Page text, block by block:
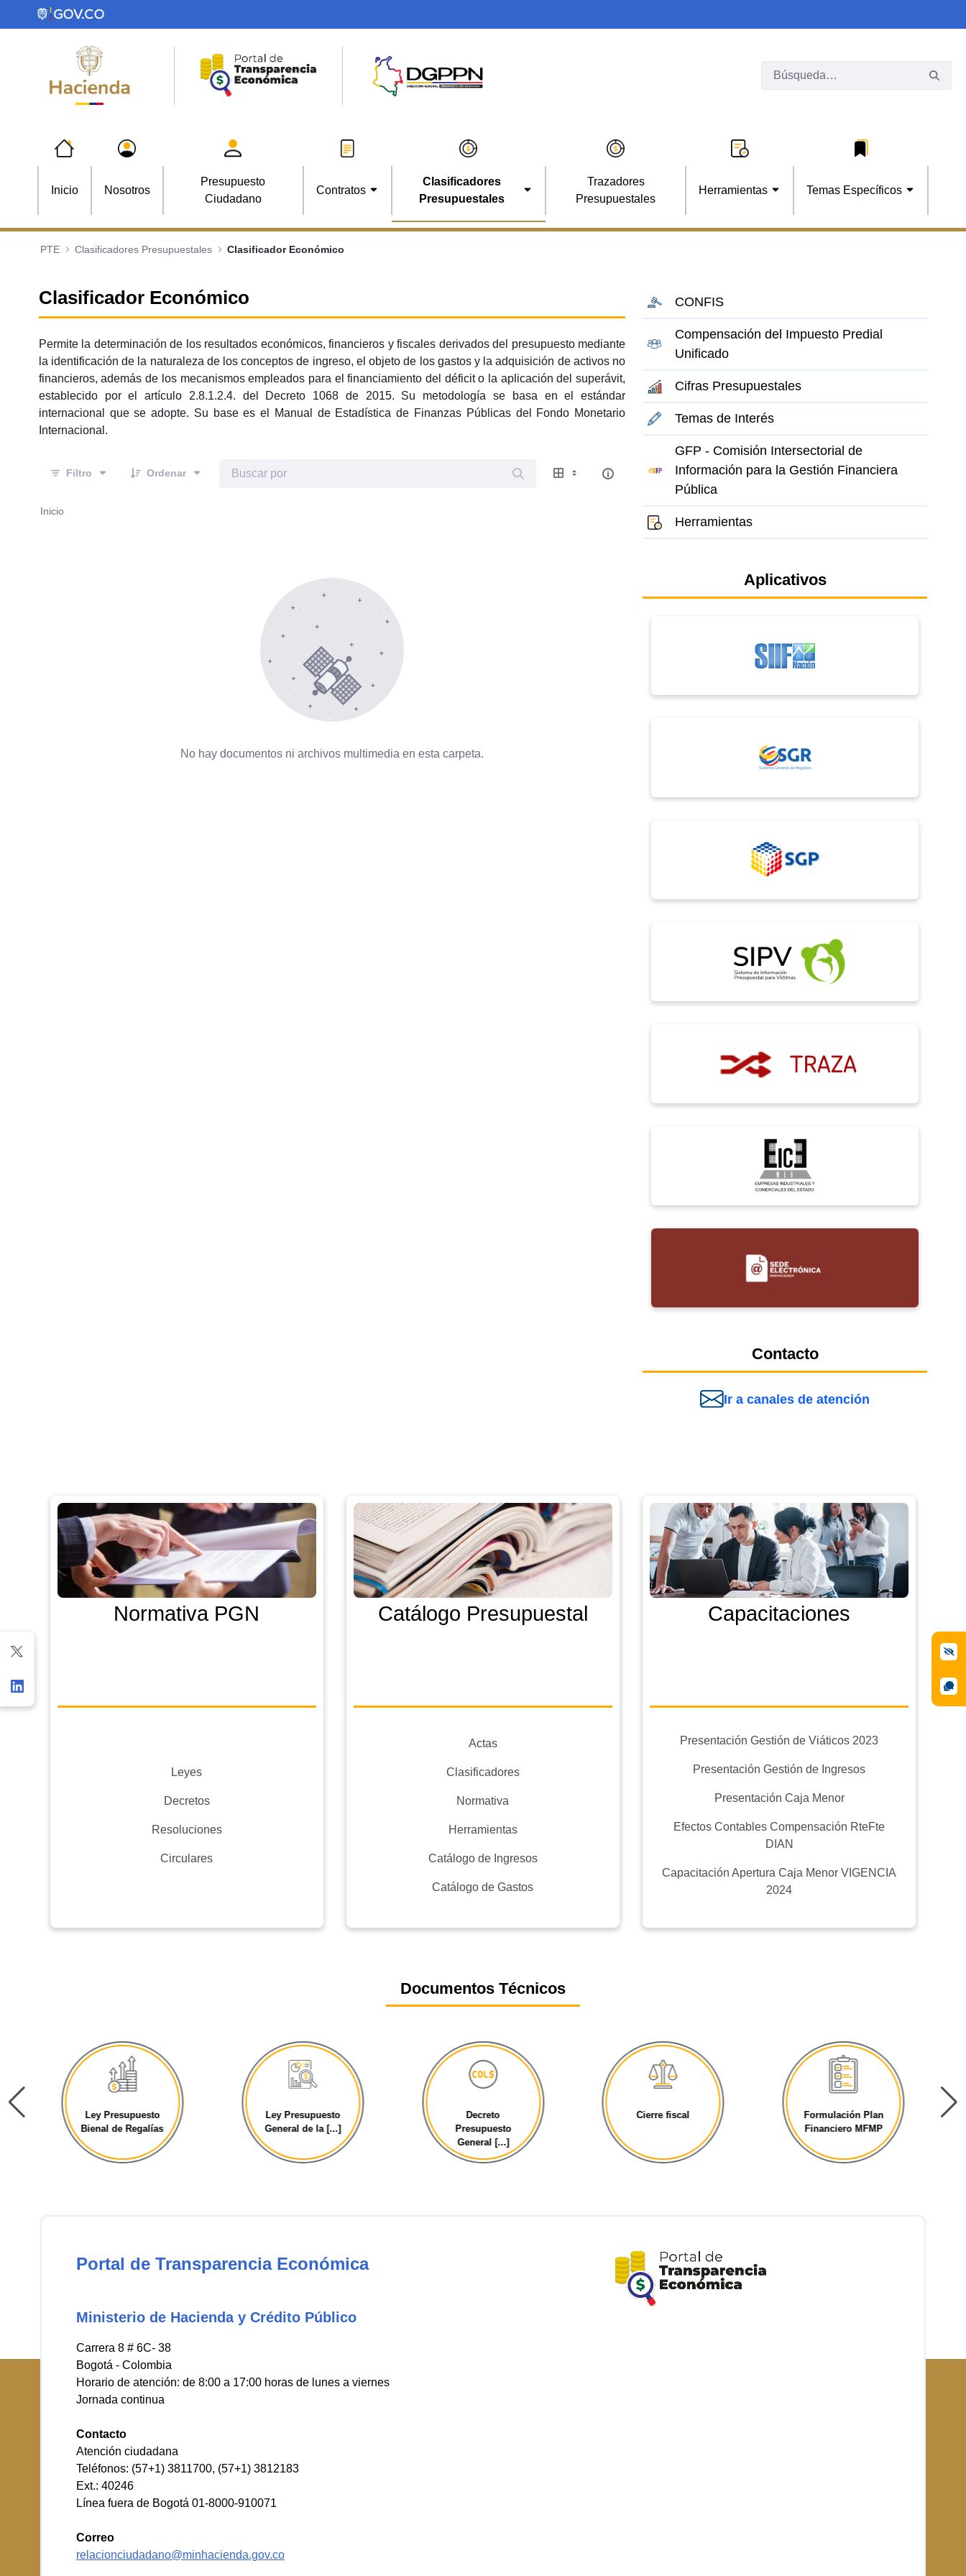
Saltar al contenido principal
Inicio Nosotros
Presupuesto
Ciudadano
Contratos
Clasificadores
Presupuestales
Trazadores
Presupuestales
Herramientas Temas Específicos
PTE Clasificadores Presupuestales Clasificador Económico
Clasificador Económico
Permite la determinación de los resultados económicos, financieros y fiscales derivados del presupuesto mediante
la identificación de la naturaleza de los conceptos de ingreso, el objeto de los gastos y la adquisición de activos no
financieros, además de los mecanismos empleados para el financiamiento del déficit o la aplicación del superávit,
establecido por el artículo 2.8.1.2.4. del Decreto 1068 de 2015. Su metodología se basa en el estándar
internacional que se adopte. Su base es el Manual de Estadística de Finanzas Públicas del Fondo Monetario
Internacional.
Filtro Ordenar
Inicio
No hay documentos ni archivos multimedia en esta carpeta.
CONFIS
Compensación del Impuesto Predial
Unificado
Cifras Presupuestales
Temas de Interés
GFP - Comisión Intersectorial de
Información para la Gestión Financiera
Pública
Herramientas
Aplicativos
Contacto
Ir a canales de atención
Normativa PGN
Leyes
Decretos
Resoluciones
Circulares
Catálogo Presupuestal
Actas
Clasificadores
Normativa
Herramientas
Catálogo de Ingresos
Catálogo de Gastos
Capacitaciones
Presentación Gestión de Viáticos 2023
Presentación Gestión de Ingresos
Presentación Caja Menor
Efectos Contables Compensación RteFte
DIAN
Capacitación Apertura Caja Menor VIGENCIA
2024
Documentos Técnicos
Ley Presupuesto
Bienal de Regalías
Ley Presupuesto
General de la [...]
Decreto
Presupuesto
General [...]
Cierre fiscal
Formulación Plan
Financiero MFMP
Portal de Transparencia Económica
Ministerio de Hacienda y Crédito Público
Carrera 8 # 6C- 38
Bogotá - Colombia
Horario de atención: de 8:00 a 17:00 horas de lunes a viernes
Jornada continua
Contacto
Atención ciudadana
Teléfonos: (57+1) 3811700, (57+1) 3812183
Ext.: 40246
Línea fuera de Bogotá 01-8000-910071
Correo
relacionciudadano@minhacienda.gov.co